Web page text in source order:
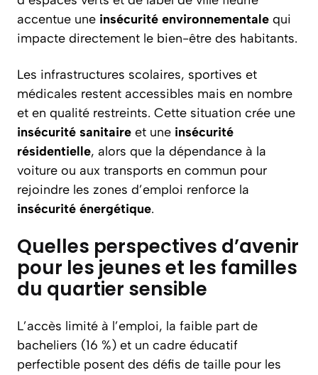
accentue une insécurité environnementale qui
impacte directement le bien-être des habitants.
Les infrastructures scolaires, sportives et
médicales restent accessibles mais en nombre
et en qualité restreints. Cette situation crée une
insécurité sanitaire et une insécurité
résidentielle, alors que la dépendance à la
voiture ou aux transports en commun pour
rejoindre les zones d’emploi renforce la
insécurité énergétique.
Quelles perspectives d’avenir
pour les jeunes et les familles
du quartier sensible
L’accès limité à l’emploi, la faible part de
bacheliers (16 %) et un cadre éducatif
perfectible posent des défis de taille pour les